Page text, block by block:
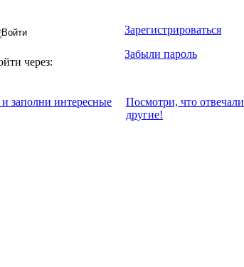
через:
Зарегистрироваться
Забыли пароль
заполни интересные
Посмотри, что отвeчали
другие!